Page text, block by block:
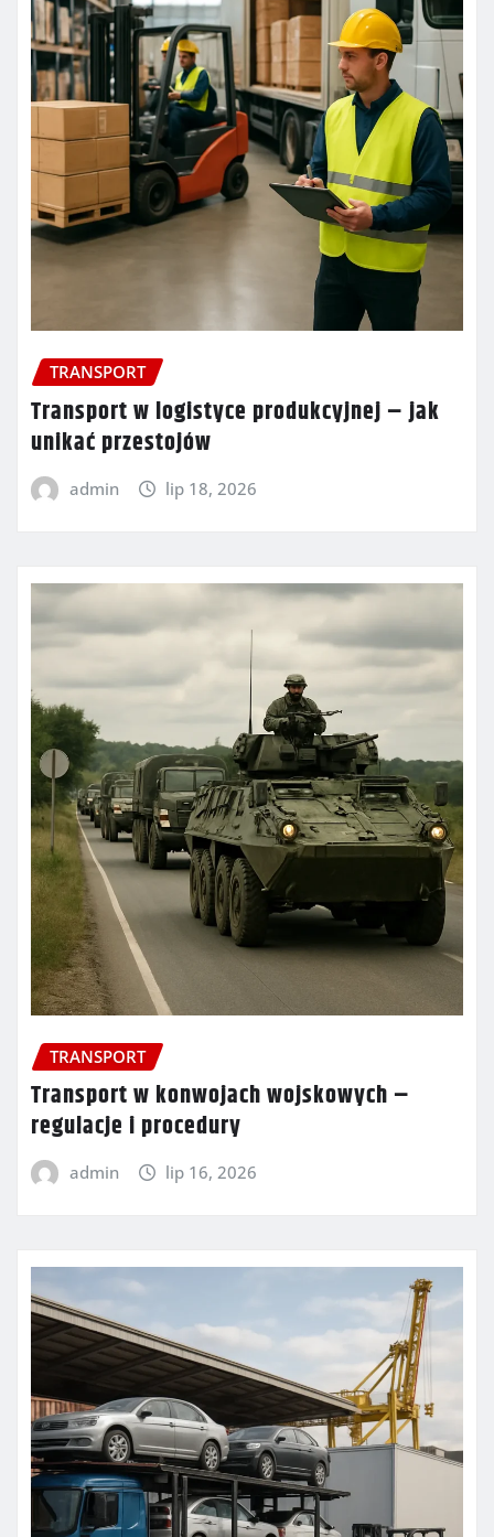
TRANSPORT
Transport w logistyce produkcyjnej – jak
unikać przestojów
admin lip 18, 2026
TRANSPORT
Transport w konwojach wojskowych –
regulacje i procedury
admin lip 16, 2026